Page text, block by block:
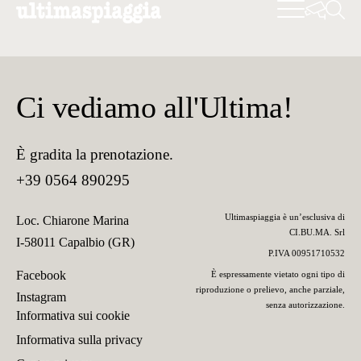
Ci vediamo all'Ultima!
È gradita la prenotazione.
+39 0564 890295
Loc. Chiarone Marina
I-58011 Capalbio (GR)
Facebook
Instagram
Informativa sui cookie
Informativa sulla privacy
Ultimaspiaggia è un’esclusiva di
CI.BU.MA. Srl
P.IVA 00951710532
È espressamente vietato ogni tipo di
riproduzione o prelievo, anche parziale,
senza autorizzazione.